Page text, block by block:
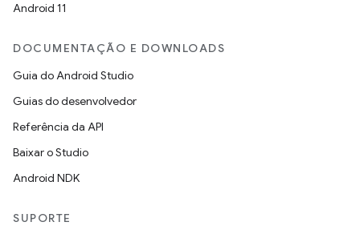
Android 11
DOCUMENTAÇÃO E DOWNLOADS
Guia do Android Studio
Guias do desenvolvedor
Referência da API
Baixar o Studio
Android NDK
SUPORTE